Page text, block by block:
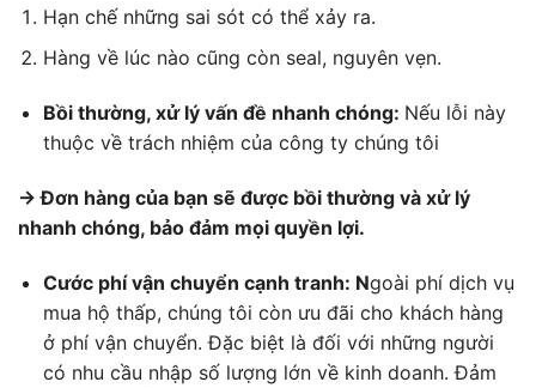
Hạn chế những sai sót có thể xảy ra.
Hàng về lúc nào cũng còn seal, nguyên vẹn.
Bồi thường, xử lý vấn đề nhanh chóng: Nếu lỗi này
thuộc về trách nhiệm của công ty chúng tôi
→ Đơn hàng của bạn sẽ được bồi thường và xử lý
nhanh chóng, bảo đảm mọi quyền lợi.
Cước phí vận chuyển cạnh tranh: Ngoài phí dịch vụ
mua hộ thấp, chúng tôi còn ưu đãi cho khách hàng
ở phí vận chuyển. Đặc biệt là đối với những người
có nhu cầu nhập số lượng lớn về kinh doanh. Đảm